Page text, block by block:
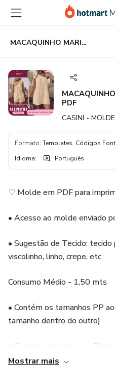
para
conteúdo
principal
para
pagamento
para
rodapé
MACAQUINHO MARIA HELENA - Molde em PDF
PDF
CASINI -
Formato: Templates, Códigos
Idioma: Português
♡ Molde em PDF para
• ⁣⁣⁣⁣Acesso ao molde enviado
• Sugestão de Tecido: tecido
viscolinho, linho, crepe, etc
Consumo Médio - 1,50 mts
• Contém os tamanhos PP
tamanho dentro do outro)
• Formato do Arquivo -
Gráfica) e A4 já cortado (para
Mostrar mais